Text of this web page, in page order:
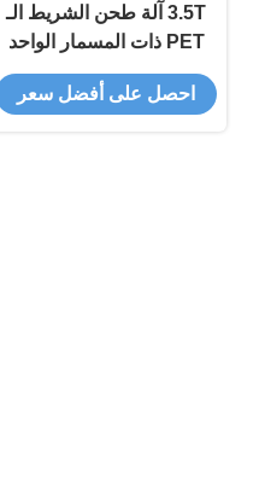
3.5T آلة طحن الشريط الـ
PET ذات المسمار الواحد
مع طاقة تبريد 3kw
ومخرجات
احصل على أفضل سعر